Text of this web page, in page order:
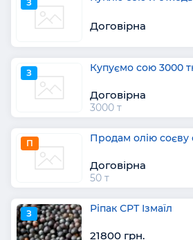
З
Договірна
З Купуємо сою 3000
Договірна
3000 т
П Продам олію соєву
Договірна
50 т
З Ріпак СРТ Ізмаїл
21800 грн.